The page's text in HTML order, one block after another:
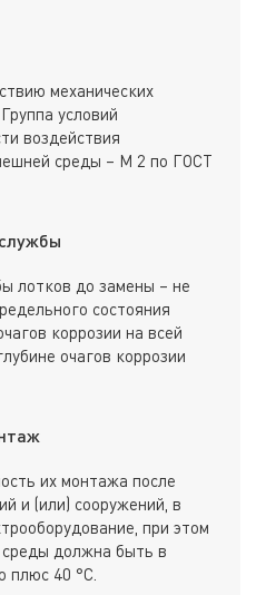
механических
условий
воздействия
среды – М 2 по ГОСТ
лотков до замены – не
состояния
коррозии на всей
очагов коррозии
их монтажа после
и (или) сооружений, в
при этом
должна быть в
плюс 40 °С.